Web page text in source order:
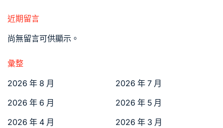
近期留言
尚無留言可供顯示。
彙整
2026 年 8 月
2026 年 7 月
2026 年 6 月
2026 年 5 月
2026 年 4 月
2026 年 3 月